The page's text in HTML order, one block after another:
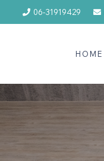
06-31919429
HOME